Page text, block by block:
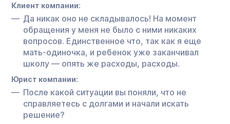
Клиент компании:
Да никак оно не складывалось! На момент
обращения у меня не было с ними никаких
вопросов. Единственное что, так как я еще
мать-одиночка, и ребенок уже заканчивал
школу — опять же расходы, расходы.
Юрист компании:
После какой ситуации вы поняли, что не
справляетесь с долгами и начали искать
решение?